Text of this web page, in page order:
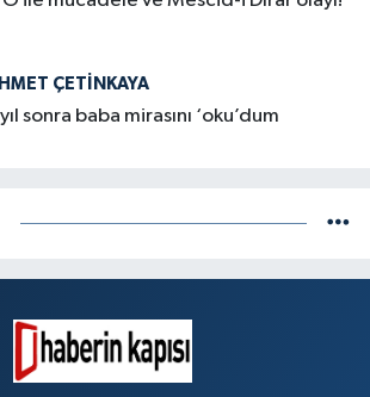
ÇETINKAYA
sonra baba mirasını ‘oku’dum